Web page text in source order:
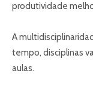
produtividade
A
tempo, disciplinas
aulas.